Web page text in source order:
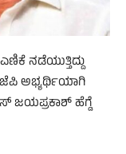
ನಡೆಯುತ್ತಿದ್ದು
ಅಭ್ಯರ್ಥಿಯಾಗಿ
ಜಯಪ್ರಕಾಶ್ ಹೆಗ್ಡೆ